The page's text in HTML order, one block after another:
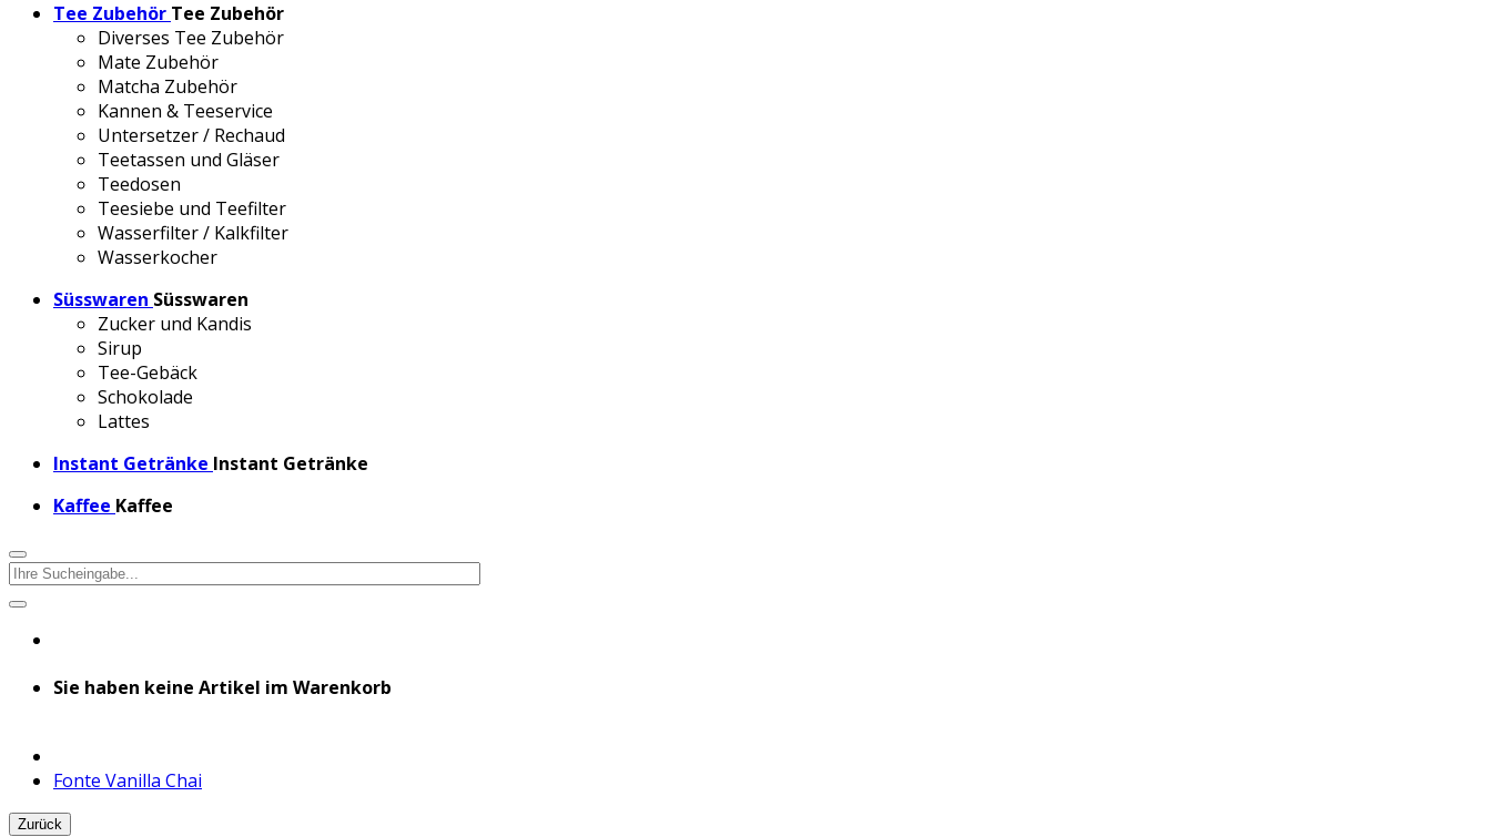
Tee Zubehör Tee Zubehör
Diverses Tee Zubehör
Mate Zubehör
Matcha Zubehör
Kannen & Teeservice
Untersetzer / Rechaud
Teetassen und Gläser
Teedosen
Teesiebe und Teefilter
Wasserfilter / Kalkfilter
Wasserkocher
Süsswaren Süsswaren
Zucker und Kandis
Sirup
Tee-Gebäck
Schokolade
Lattes
Instant Getränke Instant Getränke
Kaffee Kaffee
Sie haben keine Artikel im Warenkorb
Fonte Vanilla Chai
Zurück